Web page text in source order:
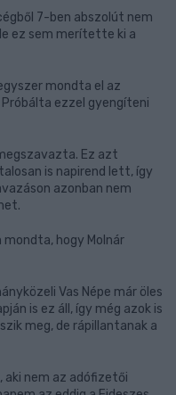
7-ben abszolút nem
ez sem merítette ki a
mondta el az
ezzel gyengíteni
Ez azt
is napirend lett, így
azonban nem
mondta, hogy Molnár
Vas Népe már öles
is ez áll, így még azok is
meg, de rápillantanak a
aki nem az adófizetői